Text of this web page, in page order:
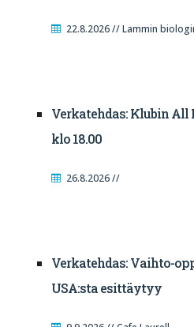
22.8.2026 // Lammin
Verkatehdas: Klubin All
klo 18.00
26.8.2026 //
Verkatehdas: Vaihto-
USA:sta esittäytyy